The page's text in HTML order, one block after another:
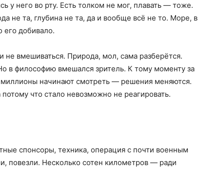
у него во рту. Есть толком не мог, плавать — тоже.
не та, глубина не та, да и вообще всё не то. Море, в
его добивало.
не вмешиваться. Природа, мол, сама разберётся.
в философию вмешался зритель. К тому моменту за
начинают смотреть — решения меняются.
что стало невозможно не реагировать.
спонсоры, техника, операция с почти военным
повезли. Несколько сотен километров — ради